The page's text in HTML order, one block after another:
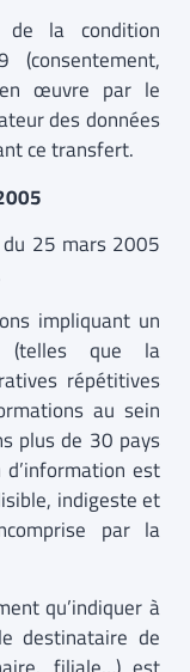
la condition
œuvre par le
des données
ce transfert.
25 mars 2005
impliquant un
(telles que la
répétitives
au sein
plus de 30 pays
est
indigeste et
par la
qu’indiquer à
destinataire de